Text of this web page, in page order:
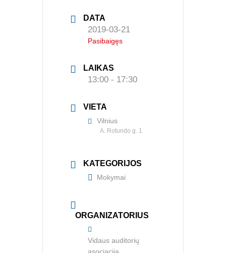
DATA
2019-03-21
Pasibaigęs
LAIKAS
13:00 - 17:30
VIETA
Vilnius
A. Rotundo g. 1
KATEGORIJOS
Mokymai
ORGANIZATORIUS
Vidaus auditorių
asociacija